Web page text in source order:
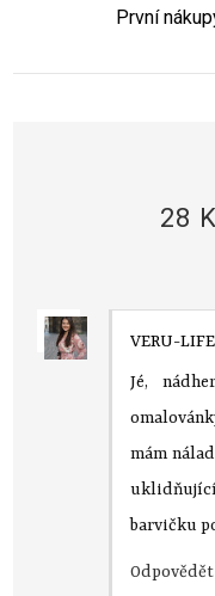
První
28
VERU-LIFE
Jé,
mám
barvičku
Odpovědět